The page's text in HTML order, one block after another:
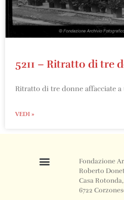
5211 – Ritratto di tre
Ritratto di tre donne affacciate a
VEDI »
Fondazione
Roberto
Casa
6722